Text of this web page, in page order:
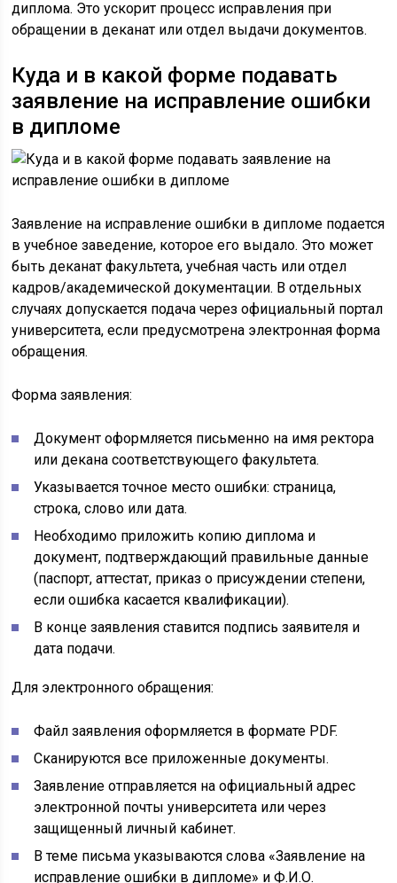
диплома. Это ускорит процесс исправления при
обращении в деканат или отдел выдачи документов.
Куда и в какой форме подавать
заявление на исправление ошибки
в дипломе
Заявление на исправление ошибки в дипломе подается
в учебное заведение, которое его выдало. Это может
быть деканат факультета, учебная часть или отдел
кадров/академической документации. В отдельных
случаях допускается подача через официальный портал
университета, если предусмотрена электронная форма
обращения.
Форма заявления:
Документ оформляется письменно на имя ректора
или декана соответствующего факультета.
Указывается точное место ошибки: страница,
строка, слово или дата.
Необходимо приложить копию диплома и
документ, подтверждающий правильные данные
(паспорт, аттестат, приказ о присуждении степени,
если ошибка касается квалификации).
В конце заявления ставится подпись заявителя и
дата подачи.
Для электронного обращения:
Файл заявления оформляется в формате PDF.
Сканируются все приложенные документы.
Заявление отправляется на официальный адрес
электронной почты университета или через
защищенный личный кабинет.
В теме письма указываются слова «Заявление на
исправление ошибки в дипломе» и Ф.И.О.